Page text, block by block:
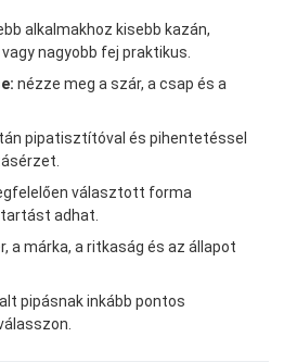
alkalmakhoz kisebb kazán,
nagyobb fej praktikus.
nézze meg a szár, a csap és a
pipatisztítóval és pihentetéssel
választott forma
adhat.
a márka, a ritkaság és az állapot
pipásnak inkább pontos